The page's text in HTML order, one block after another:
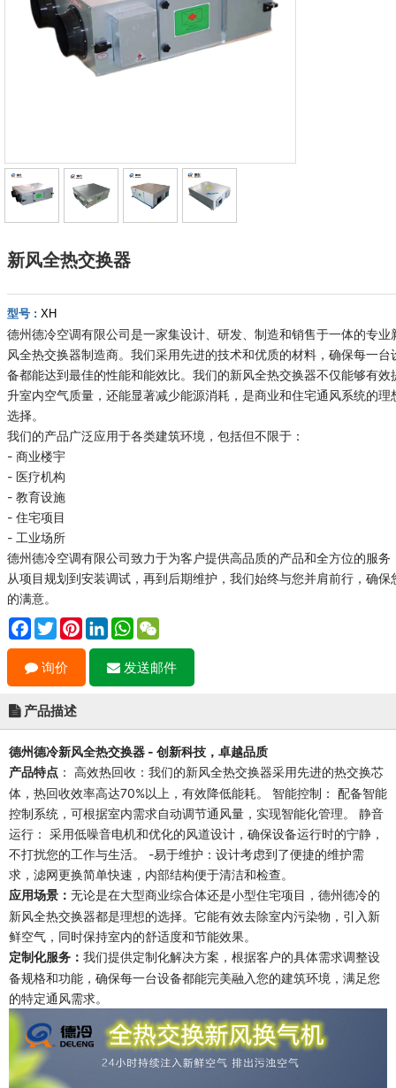
新风全热交换器
型号 : XH
德州德冷空调有限公司是一家集设计、研发、制造和销售于一体的专业
风全热交换器制造商。我们采用先进的技术和优质的材料，确保每一台
备都能达到最佳的性能和能效比。我们的新风全热交换器不仅能够有效
升室内空气质量，还能显著减少能源消耗，是商业和住宅通风系统的理
选择。
我们的产品广泛应用于各类建筑环境，包括但不限于：
- 商业楼宇
- 医疗机构
- 教育设施
- 住宅项目
- 工业场所
德州德冷空调有限公司致力于为客户提供高品质的产品和全方位的服务
从项目规划到安装调试，再到后期维护，我们始终与您并肩前行，确保
的满意。
Facebook
TwitterPinterestLinkedInWhatsApp
询价 发送邮件
产品描述
德州德冷新风全热交换器 - 创新科技，卓越品质
产品特点 ： 高效热回收：我们的新风全热交换器采用先进的热交换芯
体，热回收效率高达70%以上，有效降低能耗。 智能控制： 配备智能
控制系统，可根据室内需求自动调节通风量，实现智能化管理。 静音
运行： 采用低噪音电机和优化的风道设计，确保设备运行时的宁静，
不打扰您的工作与生活。 -易于维护：设计考虑到了便捷的维护需
求，滤网更换简单快速，内部结构便于清洁和检查。
应用场景： 无论是在大型商业综合体还是小型住宅项目，德州德冷的
新风全热交换器都是理想的选择。它能有效去除室内污染物，引入新
鲜空气，同时保持室内的舒适度和节能效果。
定制化服务： 我们提供定制化解决方案，根据客户的具体需求调整设
备规格和功能，确保每一台设备都能完美融入您的建筑环境，满足您
的特定通风需求。